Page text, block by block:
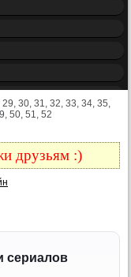
30, 31, 32, 33, 34, 35,
50, 51, 52
друзьям :)
сериалов